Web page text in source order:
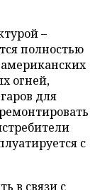
–
полностью
огней,
для
с
в связи с